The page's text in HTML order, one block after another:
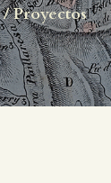
Proyectos